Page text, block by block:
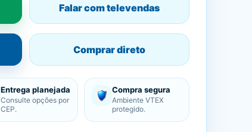
Falar com televendas
Comprar direto
Entrega planejada
Consulte opções por
CEP.
Compra segura
Ambiente VTEX
protegido.